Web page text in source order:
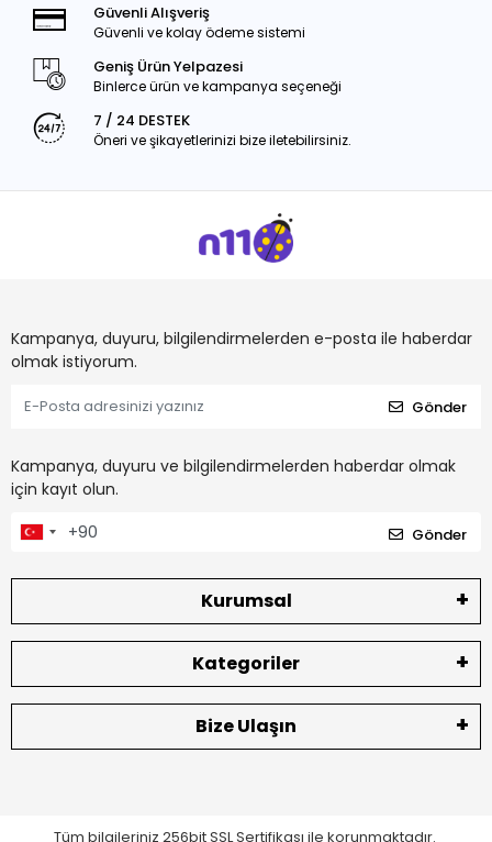
Güvenli Alışveriş
Güvenli ve kolay ödeme sistemi
Geniş Ürün Yelpazesi
Binlerce ürün ve kampanya seçeneği
7 / 24 DESTEK
Öneri ve şikayetlerinizi bize iletebilirsiniz.
Kampanya, duyuru, bilgilendirmelerden e-posta ile haberdar
olmak istiyorum.
Gönder
Kampanya, duyuru ve bilgilendirmelerden haberdar olmak
için kayıt olun.
Gönder
Kurumsal
Kategoriler
Bize Ulaşın
Tüm bilgileriniz 256bit SSL Sertifikası ile korunmaktadır.